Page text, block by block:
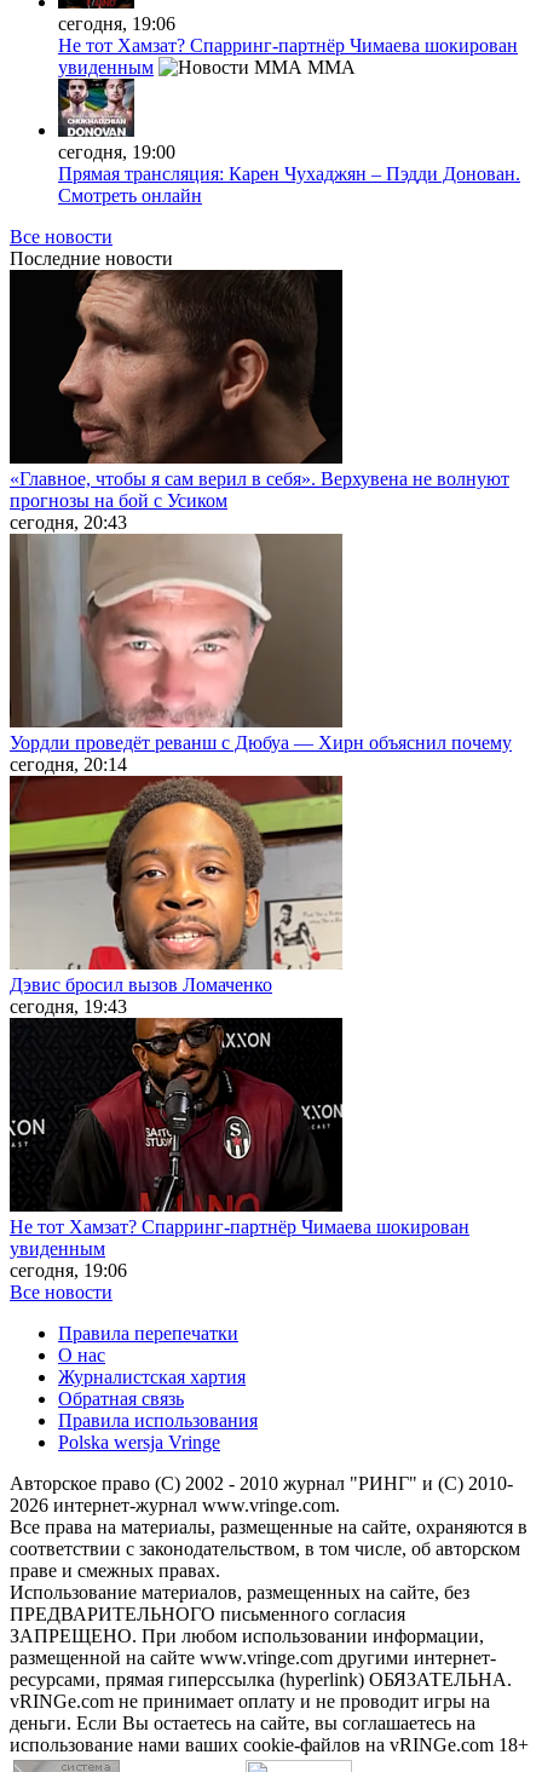
сегодня, 19:06
Не тот Хамзат? Спарринг-партнёр Чимаева шокирован
увиденным
MMA
сегодня, 19:00
Прямая трансляция: Карен Чухаджян – Пэдди Донован.
Смотреть онлайн
Все новости
Последние новости
«Главное, чтобы я сам верил в себя». Верхувена не волнуют
прогнозы на бой с Усиком
сегодня, 20:43
Уордли проведёт реванш с Дюбуа — Хирн объяснил почему
сегодня, 20:14
Дэвис бросил вызов Ломаченко
сегодня, 19:43
Не тот Хамзат? Спарринг-партнёр Чимаева шокирован
увиденным
сегодня, 19:06
Все новости
Правила перепечатки
О нас
Журналистская хартия
Обратная связь
Правила использования
Polska wersja Vringe
Авторское право (С) 2002 - 2010 журнал "РИНГ" и (С) 2010-
2026 интернет-журнал www.vringe.com.
Все права на материалы, размещенные на сайте, охраняются в
соответствии с законодательством, в том числе, об авторском
праве и смежных правах.
Использование материалов, размещенных на сайте, без
ПРЕДВАРИТЕЛЬНОГО письменного согласия
ЗАПРЕЩЕНО. При любом использовании информации,
размещенной на сайте www.vringe.com другими интернет-
ресурсами, прямая гиперссылка (hyperlink) ОБЯЗАТЕЛЬНА.
vRINGe.com не принимает оплату и не проводит игры на
деньги. Если Вы остаетесь на сайте, вы соглашаетесь на
использование нами ваших cookie-файлов на vRINGe.com 18+